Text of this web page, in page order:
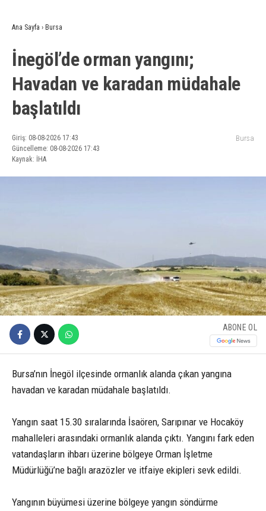
Ana Sayfa › Bursa
İnegöl’de orman yangını;
Havadan ve karadan müdahale
başlatıldı
Giriş: 08-08-2026 17:43
Güncelleme: 08-08-2026 17:43
Kaynak: İHA
Bursa
ABONE OL
Bursa’nın İnegöl ilçesinde ormanlık alanda çıkan yangına
havadan ve karadan müdahale başlatıldı.
Yangın saat 15.30 sıralarında İsaören, Sarıpınar ve Hocaköy
mahalleleri arasındaki ormanlık alanda çıktı. Yangını fark eden
vatandaşların ihbarı üzerine bölgeye Orman İşletme
Müdürlüğü’ne bağlı arazözler ve itfaiye ekipleri sevk edildi.
Yangının büyümesi üzerine bölgeye yangın söndürme